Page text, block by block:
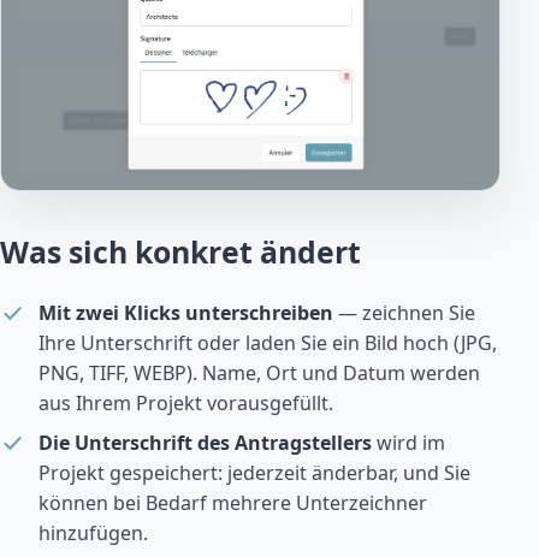
Was sich konkret ändert
Mit zwei Klicks unterschreiben — zeichnen Sie
Ihre Unterschrift oder laden Sie ein Bild hoch (JPG,
PNG, TIFF, WEBP). Name, Ort und Datum werden
aus Ihrem Projekt vorausgefüllt.
Die Unterschrift des Antragstellerswird im
Projekt gespeichert: jederzeit änderbar, und Sie
können bei Bedarf mehrere Unterzeichner
hinzufügen.